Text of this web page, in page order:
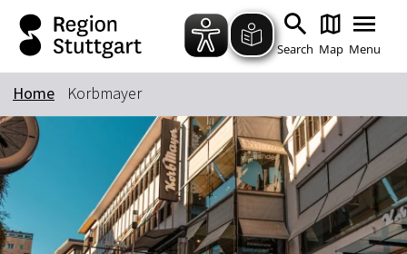
Zum Hauptinhalt springen
Zur Suche springen
Zur Hauptnavigation
Zum Footer springen
Search Map Menu
Keyword
Home Korbmayer